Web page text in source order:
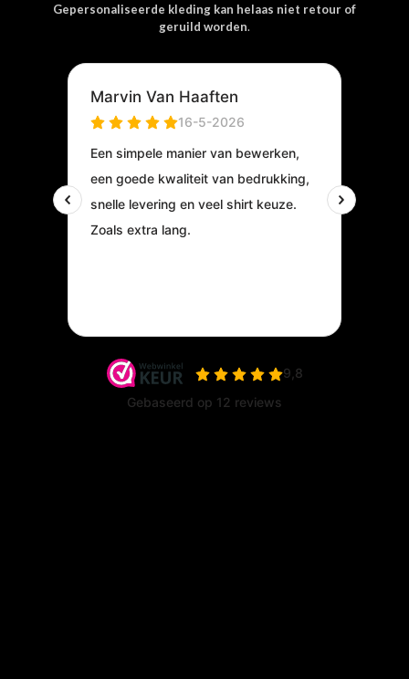
Gepersonaliseerde kleding kan helaas niet retour of
geruild worden.